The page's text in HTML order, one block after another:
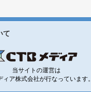
て
当サイトの運営は
ィア株式会社が行なっています。